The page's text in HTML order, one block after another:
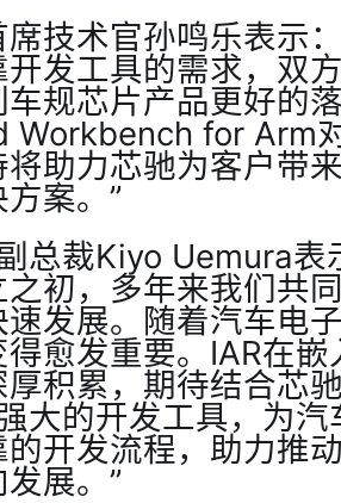
技术官孙鸣乐表示
发工具的需求，双
规芯片产品更好的
Workbench for Arm
将助力芯驰为客户带
案。”
总裁Kiyo Uemura表
初，多年来我们共
发展。随着汽车电
愈发重要。IAR在
积累，期待结合芯
大的开发工具，为
开发流程，助力推
展。”